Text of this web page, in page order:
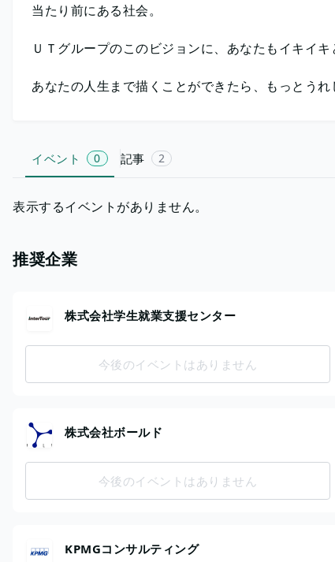
当たり前にある社会。
ＵＴグループのこのビジョンに、あなたもイキイキ
あなたの人生まで描くことができたら、もっとうれ
イベント 0 記事 2
表示するイベントがありません。
推奨企業
株式会社学生就業支援センター
今後のイベントはありません
株式会社ボールド
今後のイベントはありません
KPMGコンサルティング